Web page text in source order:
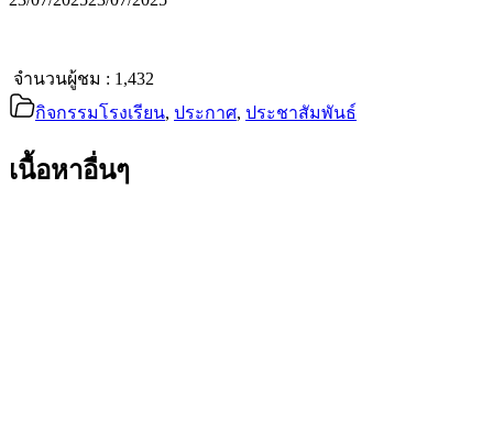
จำนวนผู้ชม : 1,432
กิจกรรมโรงเรียน, ประกาศ, ประชาสัมพันธ์
เนื้อหาอื่นๆ